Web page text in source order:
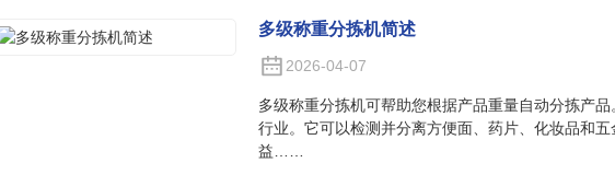
多级称重分拣机简述
2026-04-07
多级称重分拣机可帮助您根据产品重量自动分拣产
行业。它可以检测并分离方便面、药片、化妆品和
益……